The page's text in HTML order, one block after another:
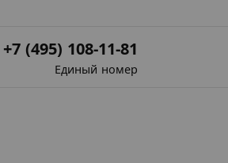
+7 (495) 108-11-81
Единый номер